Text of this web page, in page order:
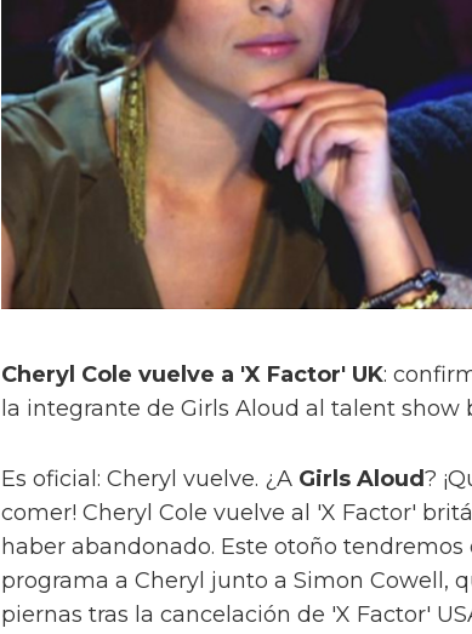
Cheryl Cole vuelve a 'X Factor' UK:
la integrante de Girls Aloud al talent show
Es oficial: Cheryl vuelve. ¿A Girls Aloud?
comer! Cheryl Cole vuelve al 'X Factor'
haber abandonado. Este otoño tendremos
programa a Cheryl junto a Simon Cowell,
piernas tras la cancelación de 'X Factor'